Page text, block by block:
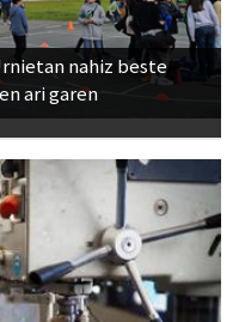
nahiz beste
ari garen